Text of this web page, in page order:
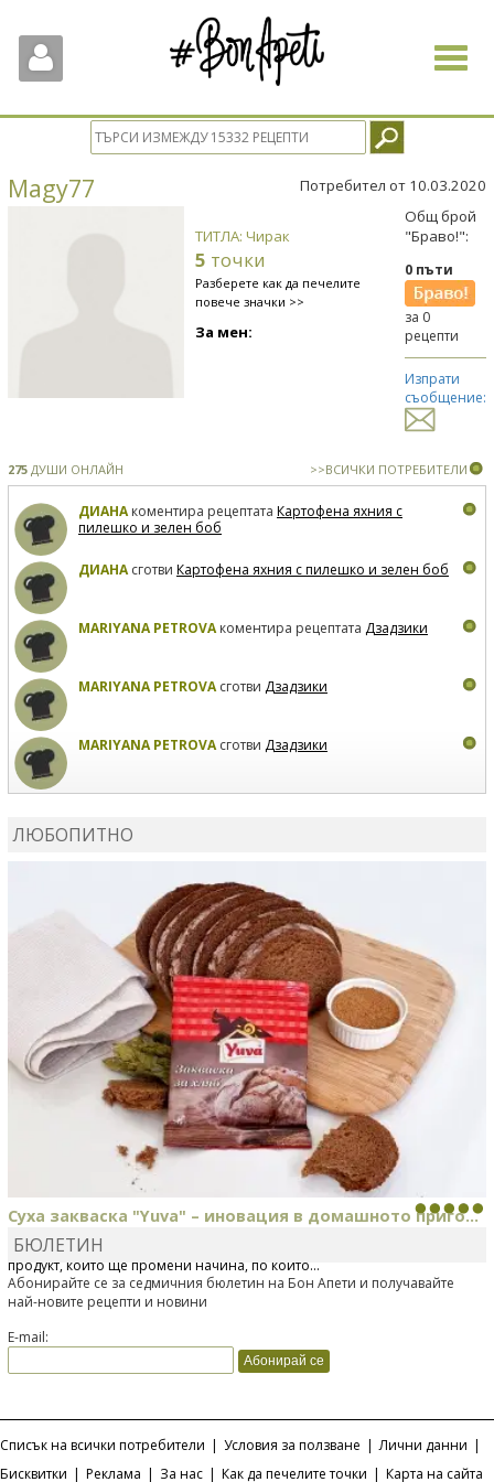
Toggle
Magy77 Потребител от 10.03.2020
ТИТЛА: Чирак
5 точки
Разберете как да печелите
повече значки >>
За мен:
Общ брой
"Браво!":
0 пъти
за 0
рецепти
Изпрати
съобщение:
275 ДУШИ ОНЛАЙН >>ВСИЧКИ ПОТРЕБИТЕЛИ
ДИАНАкоментира рецептата Картофена яхния с
пилешко и зелен боб
ДИАНАсготви Картофена яхния с пилешко и зелен боб
MARIYANA PETROVAкоментира рецептата Дзадзики
MARIYANA PETROVAсготви Дзадзики
MARIYANA PETROVAсготви Дзадзики
ЛЮБОПИТНО
Суха закваска "Yuva" – иновация в домашното приго...
Отскоро Лесафр България стартира предлагането на изцяло нов
продукт, който ще промени начина, по който...
БЮЛЕТИН
Абонирайте се за седмичния бюлетин на Бон Апети и получавайте
най-новите рецепти и новини
E-mail:
Списък на всички потребители | Условия за ползване | Лични данни |
Бисквитки | Реклама | За нас | Как да печелите точки | Карта на сайта